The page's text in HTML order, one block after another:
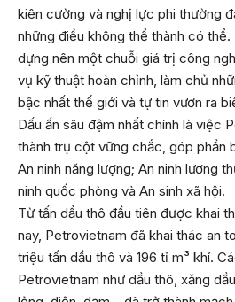
kiên cường và nghị lực phi thường
những điều không thể thành có
dựng nên một chuỗi giá trị công
vụ kỹ thuật hoàn chỉnh, làm chủ
bậc nhất thế giới và tự tin vươn ra
Dấu ấn sâu đậm nhất chính là việc
thành trụ cột vững chắc, góp phần
An ninh năng lượng; An ninh lương
ninh quốc phòng và An sinh xã hội.
Từ tấn dầu thô đầu tiên được khai
nay, Petrovietnam đã khai thác an
triệu tấn dầu thô và 196 tỉ m³ khí.
Petrovietnam như dầu thô, xăng